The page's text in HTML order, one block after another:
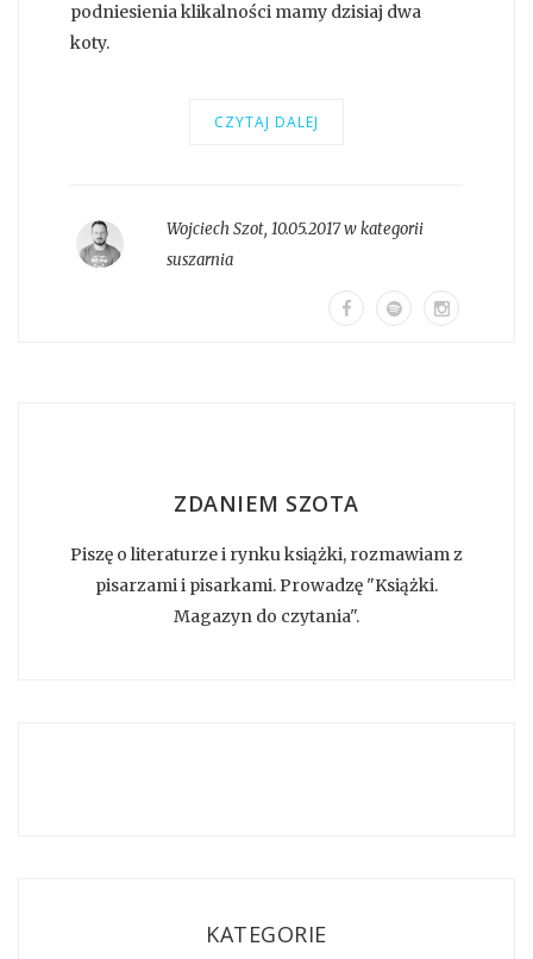
podniesienia klikalności mamy dzisiaj dwa
koty.
CZYTAJ DALEJ
Wojciech Szot,10.05.2017 w kategorii
suszarnia
ZDANIEM SZOTA
Piszę o literaturze i rynku książki, rozmawiam z
pisarzami i pisarkami. Prowadzę "Książki.
Magazyn do czytania".
KATEGORIE